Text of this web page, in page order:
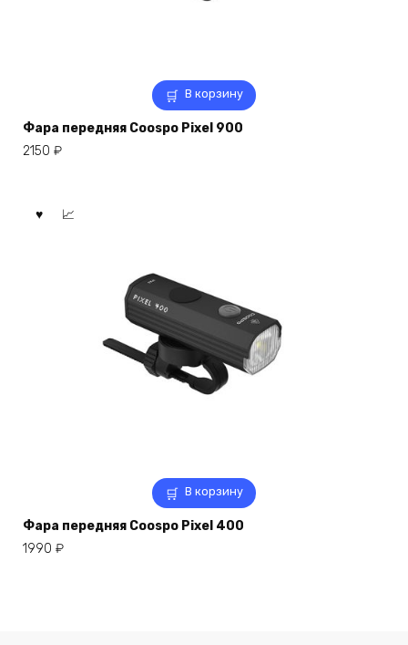
В корзину
Фара передняя Coospo Pixel 900
2150 ₽
В корзину
Фара передняя Coospo Pixel 400
1990 ₽